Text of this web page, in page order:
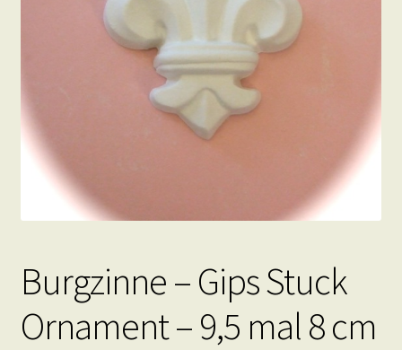
Burgzinne – Gips Stuck
Ornament – 9,5 mal 8 cm